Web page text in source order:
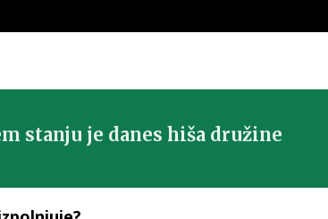
stanju je danes hiša družine